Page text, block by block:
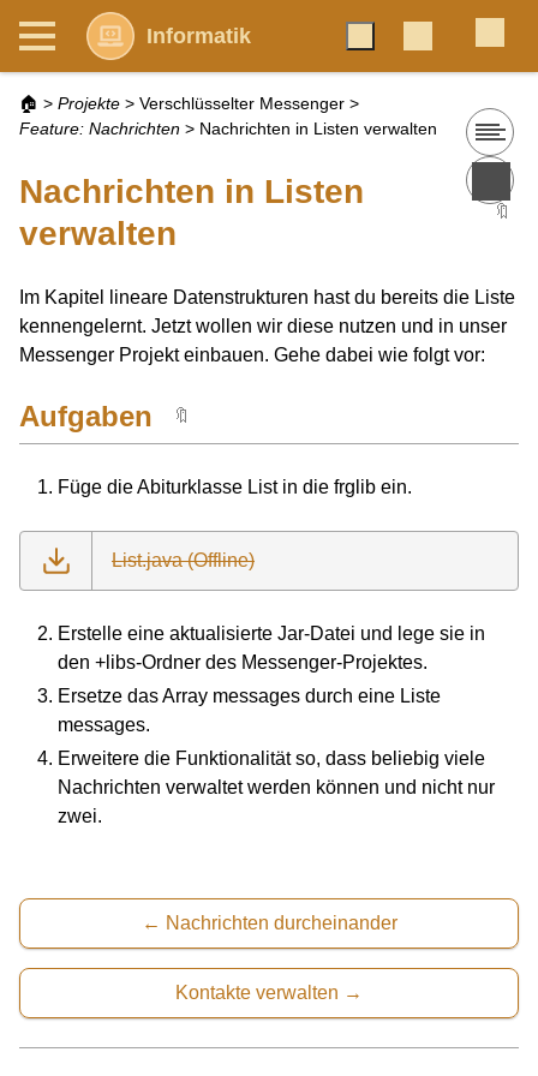
Informatik
🏠 > Projekte > Verschlüsselter Messenger >
Feature: Nachrichten > Nachrichten in Listen verwalten
Nachrichten in Listen
verwalten
🔖
Im Kapitel lineare Datenstrukturen hast du bereits die Liste
kennengelernt. Jetzt wollen wir diese nutzen und in unser
Messenger Projekt einbauen. Gehe dabei wie folgt vor:
Aufgaben 🔖
Füge die Abiturklasse List in die frglib ein.
List.java (Offline)
Erstelle eine aktualisierte Jar-Datei und lege sie in
den +libs-Ordner des Messenger-Projektes.
Ersetze das Array messages durch eine Liste
messages.
Erweitere die Funktionalität so, dass beliebig viele
Nachrichten verwaltet werden können und nicht nur
zwei.
Nachrichten durcheinander
Kontakte verwalten